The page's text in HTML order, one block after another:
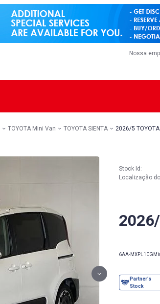
Nossa
TOYOTA Mini Van TOYOTA SIENTA 2026/5 TOYOTA
6AA-MXPL10G
Stock Id:
Localização